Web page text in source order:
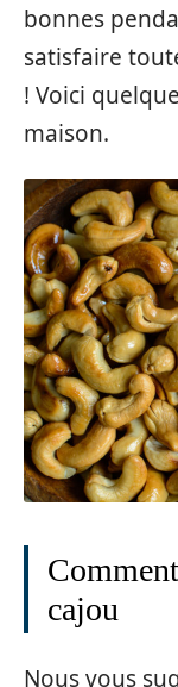
bonnes
satisfaire
! Voici
maison.
cajou
Nous vous